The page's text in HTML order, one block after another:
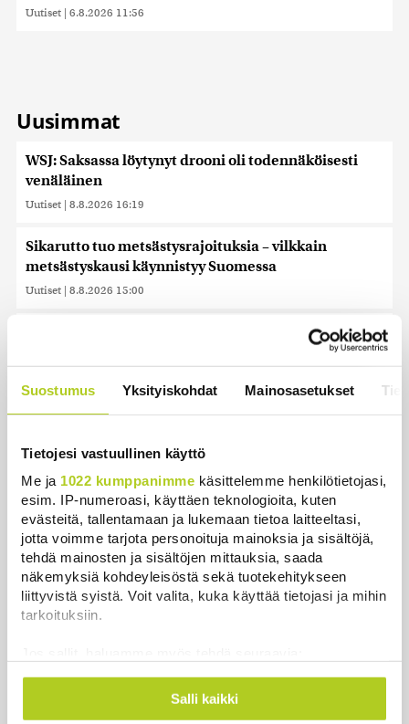
Suostumus Yksityiskohdat Mainosasetukset
Tietojesi vastuullinen käyttö
Me ja 1022 kumppanimme käsittelemme henkilötietojasi,
esim. IP-numeroasi, käyttäen teknologioita, kuten
evästeitä, tallentamaan ja lukemaan tietoa laitteeltasi,
jotta voimme tarjota personoituja mainoksia ja sisältöjä,
tehdä mainosten ja sisältöjen mittauksia, saada
näkemyksiä kohdeyleisöstä sekä tuotekehitykseen
liittyvistä syistä. Voit valita, kuka käyttää tietojasi ja mihin
tarkoituksiin.
Kerätä tietoja maantieteellisestä sijainnistasi,
mahdollisesti muutaman metrin tarkkuudella
Salli kaikki
Uutiset | 6.8.2026 11:56
Uusimmat
WSJ: Saksassa löytynyt drooni oli todennäköisesti
venäläinen
Uutiset | 8.8.2026 16:19
Sikarutto tuo metsästysrajoituksia – vilkkain
metsästyskausi käynnistyy Suomessa
Uutiset | 8.8.2026 15:00
Bulgariassa on räjähtänyt drooni lähellä Romanian
HS: Kaikkonen puoluejohtajien ykkönen
Ursa on myynyt ennätysmäärän pimennyslaseja
auringonpimennyksen edellä
Uutiset | 8.8.2026 11:31
Suomessa näkyy keskiviikkona osittainen
auringonpimennys
Uutiset 8.8.2026 11:30
Haaparantaan, mutta matka taitetaan kuivin suin